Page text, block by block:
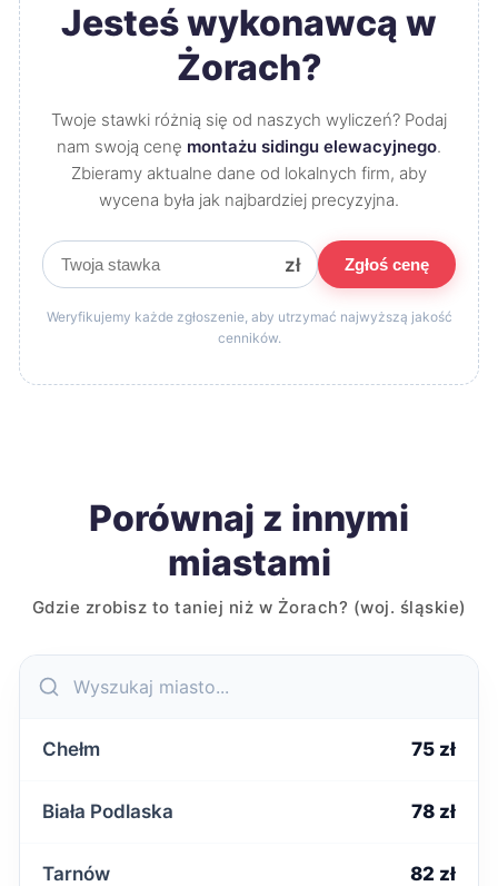
Jesteś wykonawcą w
Żorach?
Twoje stawki różnią się od naszych wyliczeń? Podaj
nam swoją cenę montażu sidingu elewacyjnego.
Zbieramy aktualne dane od lokalnych firm, aby
wycena była jak najbardziej precyzyjna.
zł Zgłoś cenę
Weryfikujemy każde zgłoszenie, aby utrzymać najwyższą jakość
cenników.
Porównaj z innymi
miastami
Gdzie zrobisz to taniej niż w Żorach? (woj. śląskie)
Chełm 75 zł
Biała Podlaska 78 zł
Tarnów 82 zł